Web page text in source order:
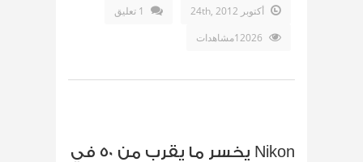
أكتوبر 24th, 2012
1 تعليق
Nikon يخسر ما يقرب من 50 في